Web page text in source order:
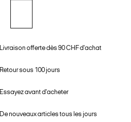
Livraison offerte dès 90 CHF d'achat
Retour sous 100 jours
Essayez avant d'acheter
De nouveaux articles tous les jours